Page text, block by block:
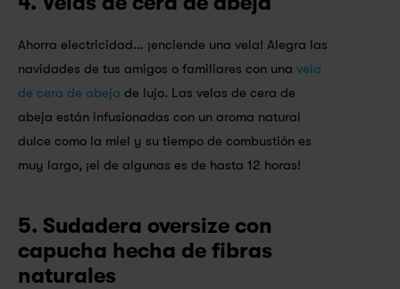
Ahorra electricidad… ¡enciende una vela! Alegra las
navidades de tus amigos o familiares con una vela
de cera de abeja de lujo. Las velas de cera de
abeja están infusionadas con un aroma natural
dulce como la miel y su tiempo de combustión es
muy largo, ¡el de algunas es de hasta 12 horas!
5. Sudadera oversize con
capucha hecha de fibras
naturales